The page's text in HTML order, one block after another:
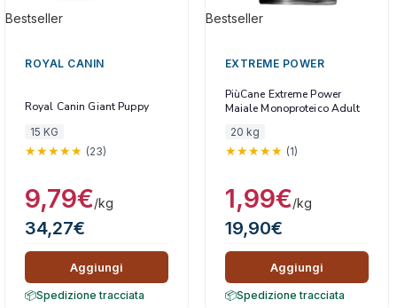
Bestseller
ROYAL CANIN
Royal Canin Giant Puppy
15 KG
(23)
34,27€
9,79€/kg
Aggiungi
Spedizione tracciata
Bestseller
EXTREME POWER
PiùCane Extreme Power
Maiale Monoproteico Adult
20 kg
(1)
19,90€
1,99€/kg
Aggiungi
Spedizione tracciata